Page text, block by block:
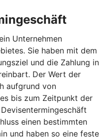
Unternehmen
Sie haben mit dem
und die Zahlung in
Der Wert der
aufgrund von
bis zum Zeitpunkt der
einen bestimmten
und haben so eine feste